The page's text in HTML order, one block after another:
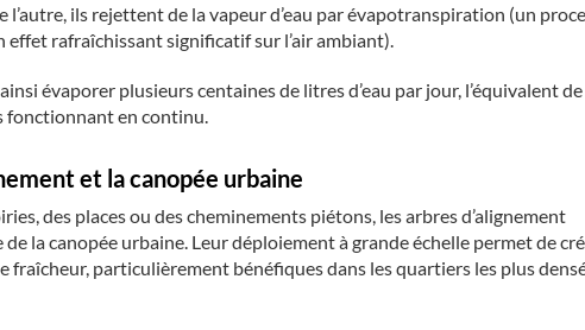
l’autre, ils rejettent de la vapeur d’eau par évapotranspiration (un
rafraîchissant significatif sur l’air ambiant).
évaporer plusieurs centaines de litres d’eau par jour, l’équivalent de
fonctionnant en continu.
et la canopée urbaine
des places ou des cheminements piétons, les arbres d’alignement
la canopée urbaine. Leur déploiement à grande échelle permet de
fraîcheur, particulièrement bénéfiques dans les quartiers les plus